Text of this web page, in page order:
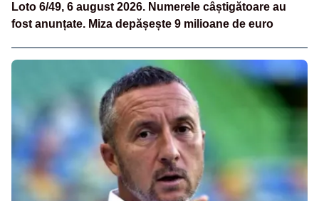
Loto 6/49, 6 august 2026. Numerele câștigătoare au
fost anunțate. Miza depășește 9 milioane de euro